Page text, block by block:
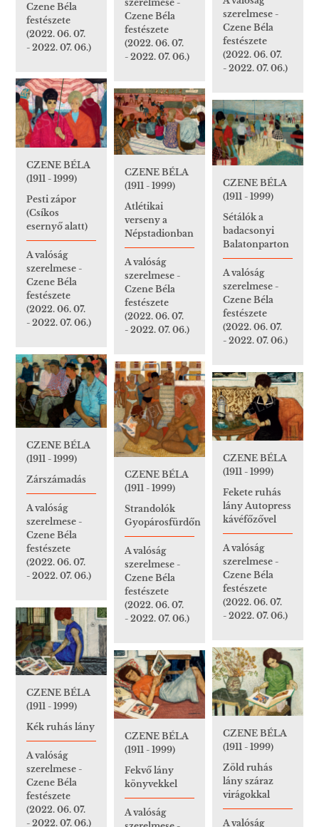
Czene Béla
festészete
(2022. 06. 07.
- 2022. 07. 06.)
szerelmese -
Czene Béla
festészete
(2022. 06. 07.
- 2022. 07. 06.)
szerelmese -
Czene Béla
festészete
(2022. 06. 07.
- 2022. 07. 06.)
CZENE BÉLA
(1911 - 1999)
Pesti zápor
(Csíkos
esernyő alatt)
A valóság
szerelmese -
Czene Béla
festészete
(2022. 06. 07.
- 2022. 07. 06.)
CZENE BÉLA
(1911 - 1999)
Atlétikai
verseny a
Népstadionban
A valóság
szerelmese -
Czene Béla
festészete
(2022. 06. 07.
- 2022. 07. 06.)
CZENE BÉLA
(1911 - 1999)
Sétálók a
badacsonyi
Balatonparton
A valóság
szerelmese -
Czene Béla
festészete
(2022. 06. 07.
- 2022. 07. 06.)
CZENE BÉLA
(1911 - 1999)
Zárszámadás
A valóság
szerelmese -
Czene Béla
festészete
(2022. 06. 07.
- 2022. 07. 06.)
CZENE BÉLA
(1911 - 1999)
Strandolók
Gyopárosfürdőn
A valóság
szerelmese -
Czene Béla
festészete
(2022. 06. 07.
- 2022. 07. 06.)
CZENE BÉLA
(1911 - 1999)
Fekete ruhás
lány Autopress
kávéfőzővel
A valóság
szerelmese -
Czene Béla
festészete
(2022. 06. 07.
- 2022. 07. 06.)
CZENE BÉLA
(1911 - 1999)
Kék ruhás lány
A valóság
szerelmese -
Czene Béla
festészete
(2022. 06. 07.
- 2022. 07. 06.)
CZENE BÉLA
(1911 - 1999)
Zöld ruhás
lány száraz
virágokkal
A valóság
CZENE BÉLA
(1911 - 1999)
Fekvő lány
könyvekkel
A valóság